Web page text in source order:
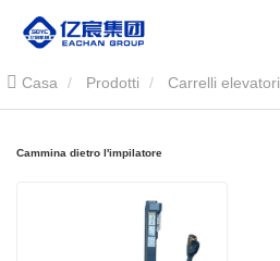
Casa Prodotti Carrelli elevatori
Cammina dietro l'impilatore